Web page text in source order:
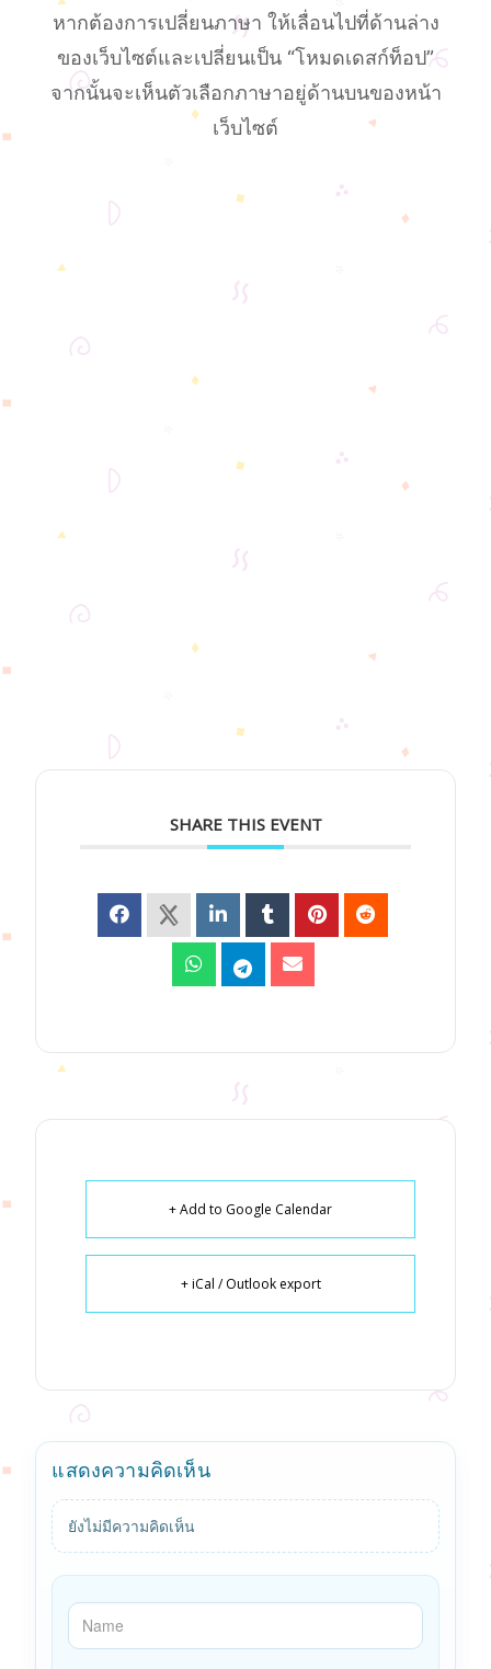
หากต้องการเปลี่ยนภาษา ให้เลื่อนไปที่ด้านล่าง
ของเว็บไซต์และเปลี่ยนเป็น “โหมดเดสก์ท็อป”
จากนั้นจะเห็นตัวเลือกภาษาอยู่ด้านบนของหน้า
เว็บไซต์
SHARE THIS EVENT
+ Add to Google Calendar
+ iCal / Outlook export
แสดงความคิดเห็น
ยังไม่มีความคิดเห็น